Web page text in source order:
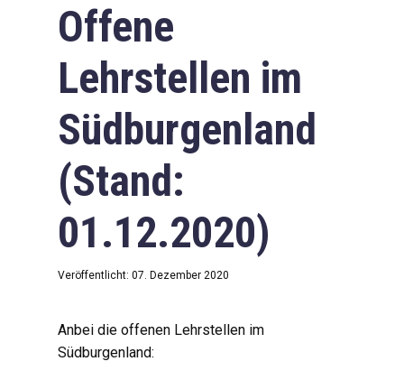
Offene
Lehrstellen im
Südburgenland
(Stand:
01.12.2020)
Veröffentlicht: 07. Dezember 2020
Anbei die offenen Lehrstellen im
Südburgenland: